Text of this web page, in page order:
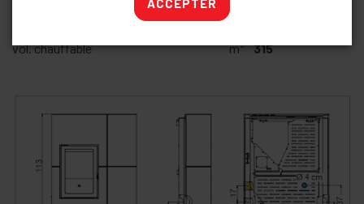
cm
vol. chauffable
m³ 315